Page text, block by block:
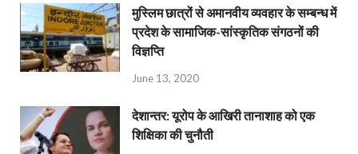
मुस्लिम छात्रों से अमानवीय व्यवहार के सम्बन्ध में
प्रदेश के सामाजिक-सांस्कृतिक संगठनों की
विज्ञप्ति
June 13, 2020
देशान्‍तर: यूरोप के आखिरी तानाशाह को एक
शिक्षिका की चुनौती